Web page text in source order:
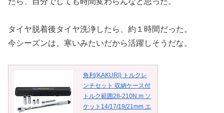
タイヤ脱着後タイヤ洗浄したら、約１時間だった。
今シーズンは、寒いみたいだから活躍しそうだな。
角利(KAKURI) トルクレ
ンチセット 収納ケース付
トルク範囲28-210N.m ソ
ケット14/17/19/21mm エ